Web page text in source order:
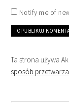
Notify me of
Ta strona używa
sposób